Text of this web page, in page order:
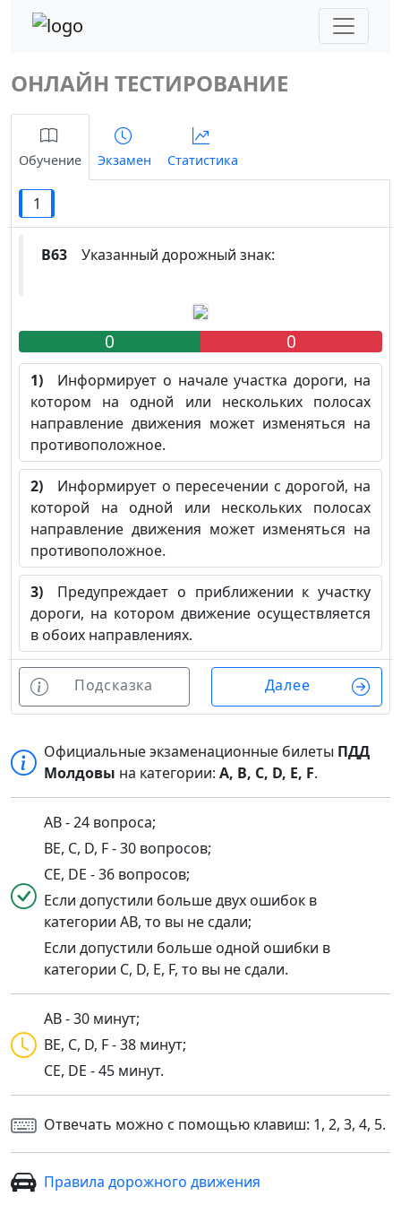
ОНЛАЙН ТЕСТИРОВАНИЕ
Обучение Экзамен Статистика
1
B63 Указанный дорожный знак:
0 0
1) Информирует о начале участка дороги, на
котором на одной или нескольких полосах
направление движения может изменяться на
противоположное.
2) Информирует о пересечении с дорогой, на
которой на одной или нескольких полосах
направление движения может изменяться на
противоположное.
3) Предупреждает о приближении к участку
дороги, на котором движение осуществляется
в обоих направлениях.
Подсказка Далее
Официальные экзаменационные билеты ПДД
Молдовы на категории:A, B, C, D, E, F.
AB - 24 вопроса;
BE, C, D, F - 30 вопросов;
CE, DE - 36 вопросов;
Если допустили больше двух ошибок в
категории AB, то вы не сдали;
Если допустили больше одной ошибки в
категории C, D, E, F, то вы не сдали.
AB - 30 минут;
BE, C, D, F - 38 минут;
CE, DE - 45 минут.
Отвечать можно с помощью клавиш: 1, 2, 3, 4, 5.
Правила дорожного движения